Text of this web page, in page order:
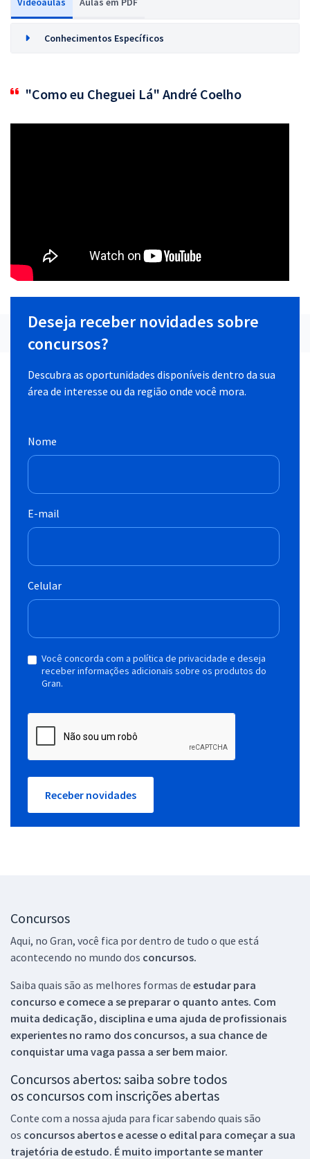
Conhecimentos Específicos
"Como eu Cheguei Lá" André Coelho
Deseja receber novidades sobre
concursos?
Descubra as oportunidades disponíveis dentro da sua
área de interesse ou da região onde você mora.
Nome
E-mail
Celular
Você concorda com a política de privacidade e deseja
receber informações adicionais sobre os produtos do
Gran.
Receber novidades
Concursos
Aqui, no Gran, você fica por dentro de tudo o que está
acontecendo no mundo dos concursos.
Saiba quais são as melhores formas de estudar para
concurso e comece a se preparar o quanto antes. Com
muita dedicação, disciplina e uma ajuda de profissionais
experientes no ramo dos concursos, a sua chance de
conquistar uma vaga passa a ser bem maior.
Concursos abertos: saiba sobre todos
os concursos com inscrições abertas
Conte com a nossa ajuda para ficar sabendo quais são
os concursos abertos e acesse o edital para começar a sua
trajetória de estudo. É muito importante se manter